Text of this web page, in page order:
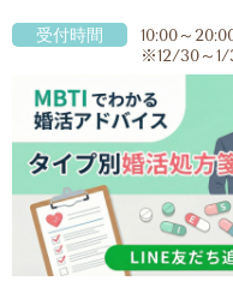
受付時間
10:00～
※12/30～1/